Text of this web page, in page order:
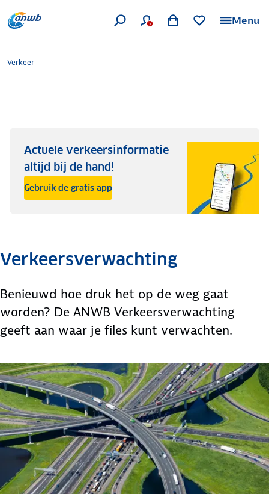
Menu
Verkeer
Actuele verkeersinformatie
altijd bij de hand!
Gebruik de gratis app
Verkeersverwachting
Benieuwd hoe druk het op de weg gaat
worden? De ANWB Verkeersverwachting
geeft aan waar je files kunt verwachten.